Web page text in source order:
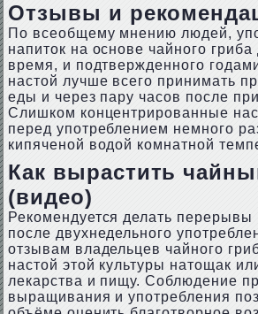
Отзывы и
По всеобщему мнению людей,
напиток на основе чайного гриба
время, и подтвержденного
настой лучше всего принимать
еды и через пару часов после
Слишком концентрированные
перед употреблением немного
кипяченой водой комнатной
Как вырастить
(видео)
Рекомендуется делать перерывы
после двухнедельного
отзывам владельцев чайного
настой этой культуры натощак
лекарства и пищу. Соблюдение
выращивания и употребления